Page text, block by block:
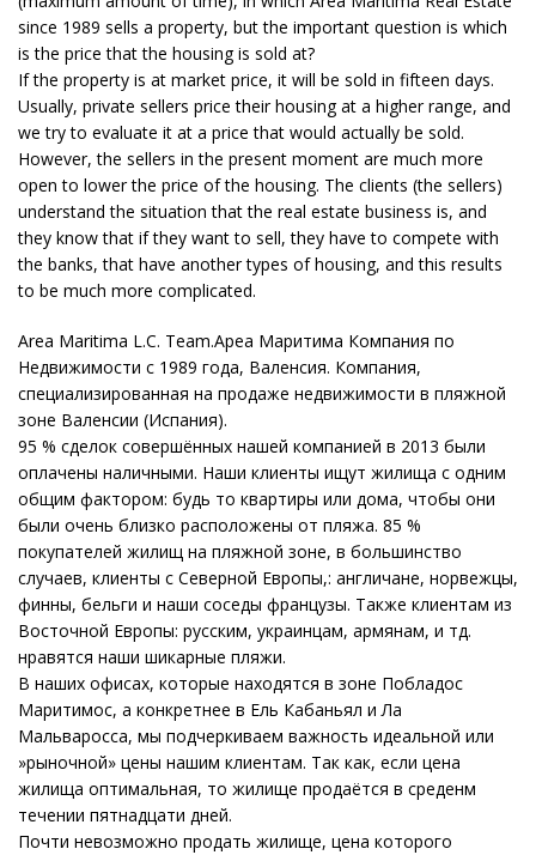
since 1989 sells a property, but the important question is which
is the price that the housing is sold at?
If the property is at market price, it will be sold in fifteen days.
Usually, private sellers price their housing at a higher range, and
we try to evaluate it at a price that would actually be sold.
However, the sellers in the present moment are much more
open to lower the price of the housing. The clients (the sellers)
understand the situation that the real estate business is, and
they know that if they want to sell, they have to compete with
the banks, that have another types of housing, and this results
to be much more complicated.
Area Maritima L.C. Team.Ареа Маритима Компания по
Недвижимости с 1989 года, Валенсия. Компания,
специализированная на продаже недвижимости в пляжной
зоне Валенсии (Испания).
95 % сделок совершённых нашей компанией в 2013 были
оплачены наличными. Наши клиенты ищут жилища с одним
общим фактором: будь то квартиры или дома, чтобы они
были очень близко расположены от пляжа. 85 %
покупателей жилищ на пляжной зоне, в большинство
случаев, клиенты с Северной Европы,: англичане, норвежцы,
финны, бельги и наши соседы французы. Также клиентам из
Восточной Европы: русским, украинцам, армянам, и тд.
нравятся наши шикарные пляжи.
В наших офисах, которые находятся в зоне Побладос
Маритимос, а конкретнее в Ель Кабаньял и Ла
Мальваросса, мы подчеркиваем важность идеальной или
»рыночной» цены нашим клиентам. Так как, если цена
жилища оптимальная, то жилище продаётся в среденм
течении пятнадцати дней.
Почти невозможно продать жилище, цена которого